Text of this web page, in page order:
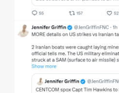
У США зафіксували
циклоспорозу,
СЕРПЕНЬ
Под огнем “Эпицентр”,
почта”: что известно